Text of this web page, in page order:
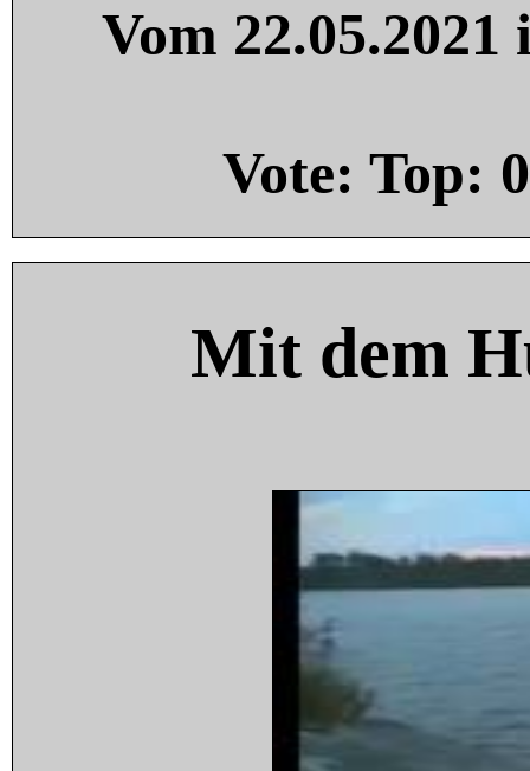
Vom
Vote: Top: 0
Mit dem